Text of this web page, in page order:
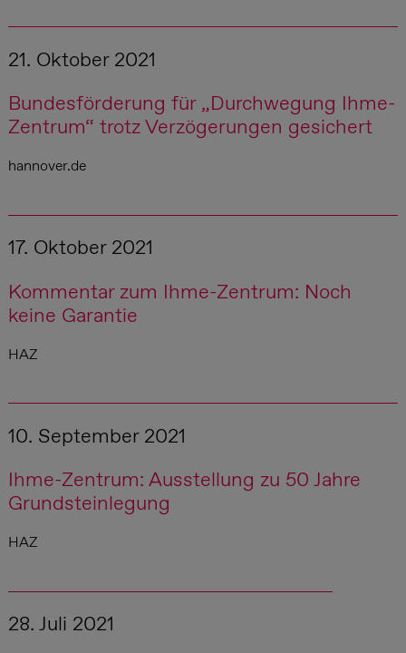
21. Oktober 2021
Bundesförderung für „Durchwegung Ihme-
Zentrum“ trotz Verzögerungen gesichert
hannover.de
17. Oktober 2021
Kommentar zum Ihme-Zentrum: Noch
keine Garantie
HAZ
10. September 2021
Ihme-Zentrum: Ausstellung zu 50 Jahre
Grundsteinlegung
HAZ
28. Juli 2021